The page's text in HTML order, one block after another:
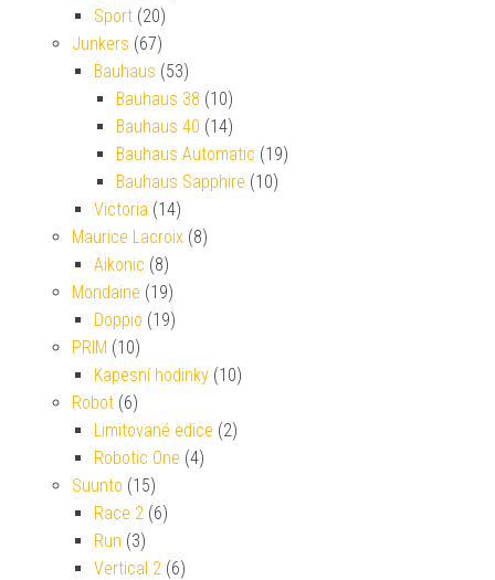
Sport (20)
Junkers (67)
Bauhaus (53)
Bauhaus 38 (10)
Bauhaus 40 (14)
Bauhaus Automatic (19)
Bauhaus Sapphire (10)
Victoria (14)
Maurice Lacroix (8)
Aikonic (8)
Mondaine (19)
Doppio (19)
PRIM (10)
Kapesní hodinky (10)
Robot (6)
Limitované edice (2)
Robotic One (4)
Suunto (15)
Race 2 (6)
Run (3)
Vertical 2 (6)